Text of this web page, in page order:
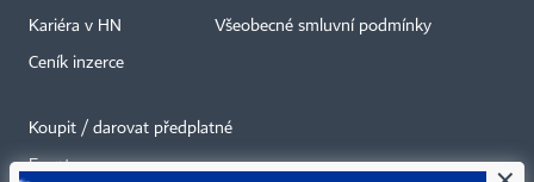
Kariéra v HN
Ceník inzerce
Všeobecné smluvní podmínky
Koupit / darovat předplatné
Eventy